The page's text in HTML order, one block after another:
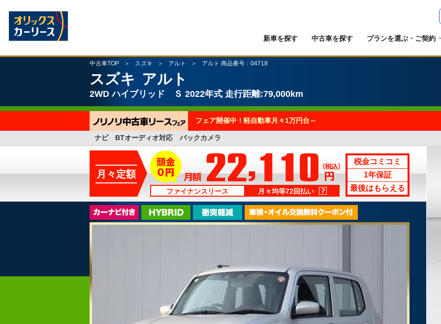
新車を探す 中古車を探す プランを選ぶ・ご契約
中古車TOP スズキ アルト アルト 商品番号：04718
スズキ アルト
2WD ハイブリッド Ｓ 2022年式 走行距離:79,000km
フェア開催中！軽自動車月々1万円台～
ナビ BTオーディオ対応 バックカメラ
月々定額
ファイナンスリース 月々均等72回払い
税金コミコミ
1年保証
最後はもらえる